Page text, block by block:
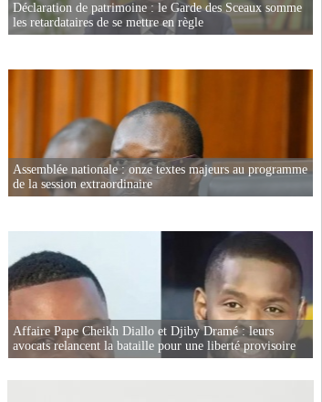
Déclaration de patrimoine : le Garde des Sceaux somme
les retardataires de se mettre en règle
Assemblée nationale : onze textes majeurs au programme
de la session extraordinaire
Affaire Pape Cheikh Diallo et Djiby Dramé : leurs
avocats relancent la bataille pour une liberté provisoire